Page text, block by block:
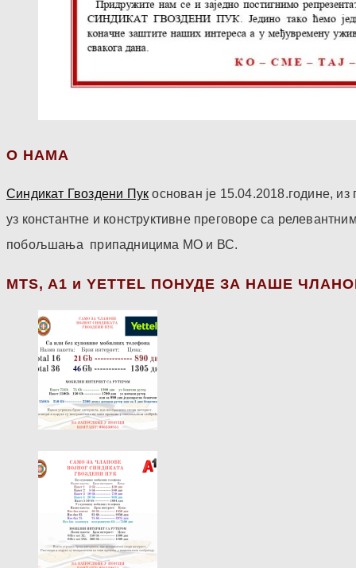
О НАМА
Синдикат Гвоздени Пук основан је 15.04.2018.године,
уз константне и конструктивне преговоре са
побољшања припадницима МО и ВС.
МТS, A1 и YETTEL ПОНУДЕ ЗА НАШЕ